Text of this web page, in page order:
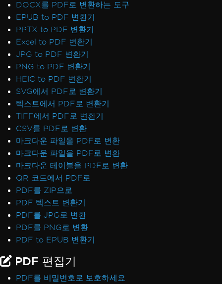
DOCX를 PDF로 변환하는 도구
EPUB to PDF 변환기
PPTX to PDF 변환기
Excel to PDF 변환기
JPG to PDF 변환기
PNG to PDF 변환기
HEIC to PDF 변환기
SVG에서 PDF로 변환기
텍스트에서 PDF로 변환기
TIFF에서 PDF로 변환기
CSV를 PDF로 변환
마크다운 파일을 PDF로 변환
마크다운 파일을 PDF로 변환
마크다운 테이블을 PDF로 변환
QR 코드에서 PDF로
PDF를 ZIP으로
PDF 텍스트 변환기
PDF를 JPG로 변환
PDF를 PNG로 변환
PDF to EPUB 변환기
PDF 편집기
PDF를 비밀번호로 보호하세요